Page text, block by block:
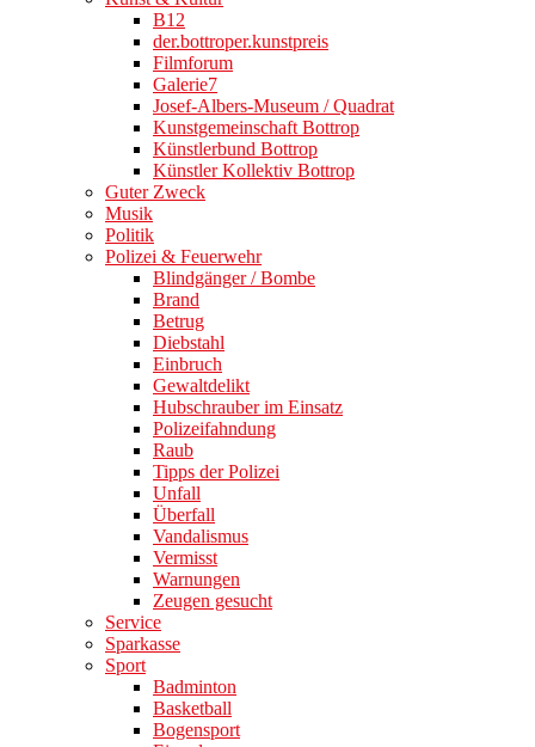
B12
der.bottroper.kunstpreis
Filmforum
Galerie7
Josef-Albers-Museum / Quadrat
Kunstgemeinschaft Bottrop
Künstlerbund Bottrop
Künstler Kollektiv Bottrop
Guter Zweck
Musik
Politik
Polizei & Feuerwehr
Blindgänger / Bombe
Brand
Betrug
Diebstahl
Einbruch
Gewaltdelikt
Hubschrauber im Einsatz
Polizeifahndung
Raub
Tipps der Polizei
Unfall
Überfall
Vandalismus
Vermisst
Warnungen
Zeugen gesucht
Service
Sparkasse
Sport
Badminton
Basketball
Bogensport